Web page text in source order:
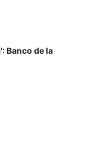
Banco de la